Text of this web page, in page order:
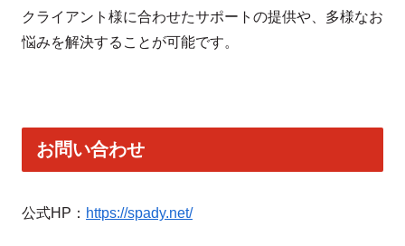
クライアント様に合わせたサポートの提供や、多様なお
悩みを解決することが可能です。
お問い合わせ
公式HP： https://spady.net/